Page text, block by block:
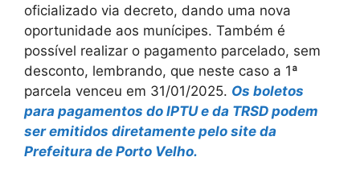
oficializado via decreto, dando uma nova
oportunidade aos munícipes. Também é
possível realizar o pagamento parcelado, sem
desconto, lembrando, que neste caso a 1ª
parcela venceu em 31/01/2025. Os boletos
para pagamentos do IPTU e da TRSD podem
ser emitidos diretamente pelo site da
Prefeitura de Porto Velho.